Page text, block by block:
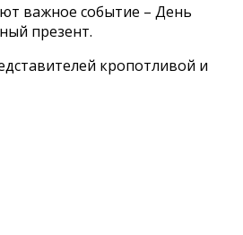
важное событие – День
презент.
кропотливой и